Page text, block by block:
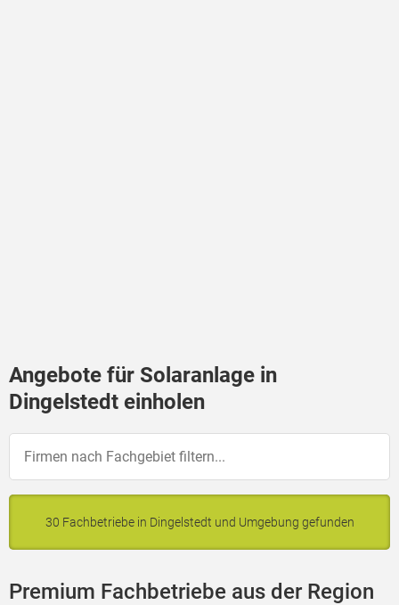
Angebote für Solaranlage in
Dingelstedt einholen
30 Fachbetriebe in Dingelstedt und Umgebung gefunden
Premium Fachbetriebe aus der Region